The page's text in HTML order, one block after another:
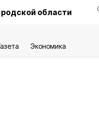
области
Экономика